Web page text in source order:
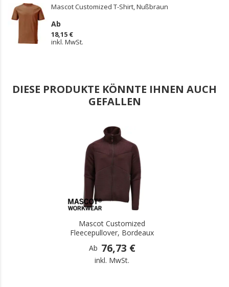
Mascot Customized T-Shirt, Nußbraun
Ab
18,15 €
inkl. MwSt.
DIESE PRODUKTE KÖNNTE IHNEN AUCH
GEFALLEN
Mascot Customized
Fleecepullover, Bordeaux
Ab 76,73 €
inkl. MwSt.